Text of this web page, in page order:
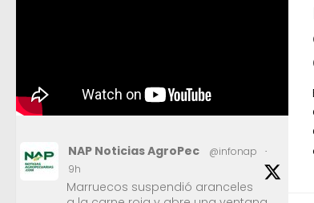
NAP Noticias AgroPec @infonap
·
9h
Marruecos suspendió aranceles